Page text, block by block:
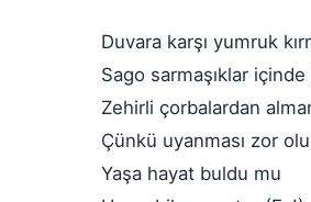
Duvara karşı yumruk
Sago sarmaşıklar
Zehirli çorbalardan
Çünkü uyanması zor
Yaşa hayat buldu mu